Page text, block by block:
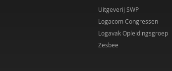
Uitgeverij SWP
Logacom Congressen
Logavak Opleidingsgroep
Zesbee